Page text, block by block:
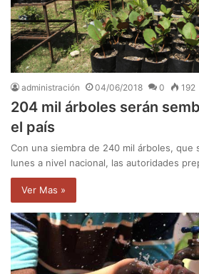
administración 04/06/2018 0 192
204 mil árboles serán
el país
Con una siembra de 240 mil árboles, que
lunes a nivel nacional, las autoridades
Ver Mas »